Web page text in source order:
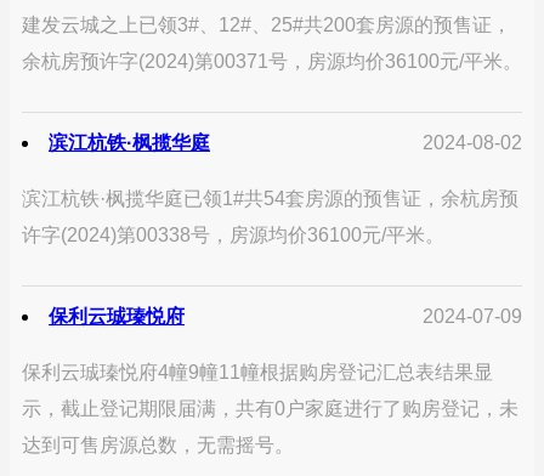
建发云城之上已领3#、12#、25#共200套房源的预售证，
余杭房预许字(2024)第00371号，房源均价36100元/平米。
滨江杭铁·枫揽华庭 2024-08-02
滨江杭铁·枫揽华庭已领1#共54套房源的预售证，余杭房预
许字(2024)第00338号，房源均价36100元/平米。
保利云珹瑧悦府 2024-07-09
保利云珹瑧悦府4幢9幢11幢根据购房登记汇总表结果显
示，截止登记期限届满，共有0户家庭进行了购房登记，未
达到可售房源总数，无需摇号。